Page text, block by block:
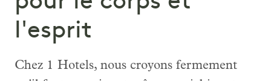
l'esprit
Chez 1 Hotels, nous croyons fermement